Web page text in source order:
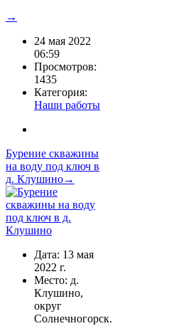
→
24 мая 2022
06:59
Просмотров:
1435
Категория:
Наши работы
Бурение скважины
на воду под ключ в
д. Клушино→
Дата: 13 мая
2022 г.
Место: д.
Клушино,
округ
Солнечногорск.